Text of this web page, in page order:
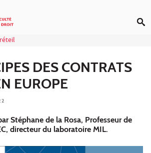
DES CONTRATS
EUROPE
Stéphane de la Rosa, Professeur de
directeur du laboratoire MIL.